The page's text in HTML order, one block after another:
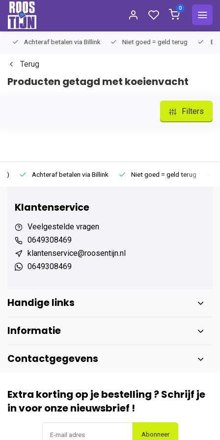
0
Achteraf betalen via Billink Niet goed = geld terug
Terug
Producten getagd met koeienvacht
Filters
Achteraf betalen via Billink Niet goed = geld terug
Klantenservice
Veelgestelde vragen
0649308469
klantenservice@roosentijn.nl
0649308469
Handige links
Informatie
Contactgegevens
Extra korting op je bestelling ? Schrijf je
in voor onze nieuwsbrief !
Abonneer